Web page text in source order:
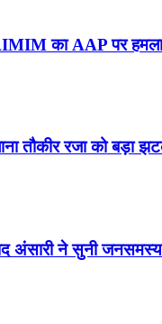
का AAP पर हमला
तौकीर रजा को बड़ा
अंसारी ने सुनी